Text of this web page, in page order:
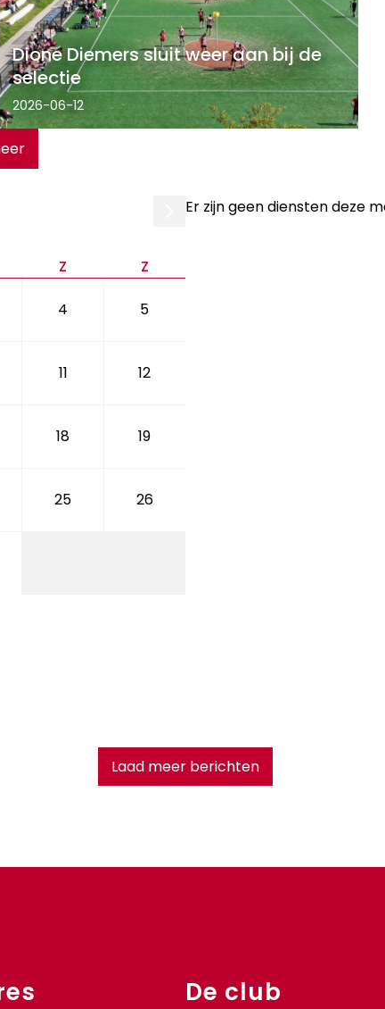
Dione Diemers sluit weer aan bij de
selectie
2026-06-12
Z Z
4 5
11 12
18 19
25 26
Er zijn geen diensten deze
Laad meer berichten
De club